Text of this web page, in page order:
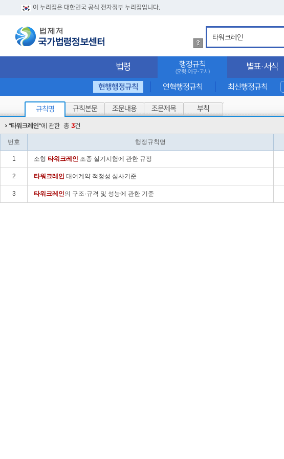
이 누리집은 대한민국 공식 전자정부 누리집입니다.
법
령
검
색
방
법
세
내
법령 행정규칙
(훈령·예규·고시)
현행행정규칙 연혁행정규칙 최신행정규칙
별표·서식
규칙명 규칙본문 조문내용 조문제목 부칙
"타워크레인"에 관한 총 3건
번호 행정규칙명
1 소형 타워크레인 조종 실기시험에 관한 규정
2 타워크레인 대여계약 적정성 심사기준
3 타워크레인의 구조·규격 및 성능에 관한 기준